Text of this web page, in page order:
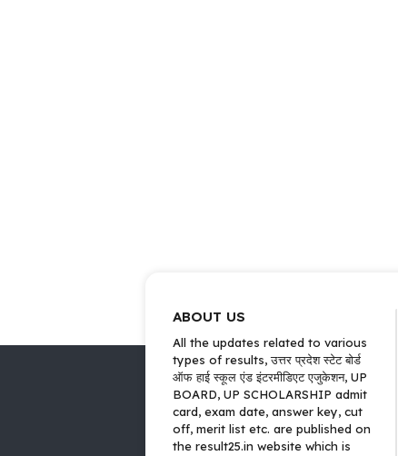
ABOUT US
All the updates related to various
types of results, उत्तर प्रदेश स्टेट बोर्ड
ऑफ हाई स्कूल एंड इंटरमीडिएट एजुकेशन, UP
BOARD, UP SCHOLARSHIP admit
card, exam date, answer key, cut
off, merit list etc. are published on
the result25.in website which is